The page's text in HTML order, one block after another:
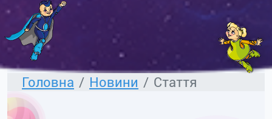
Головна Новини Стаття